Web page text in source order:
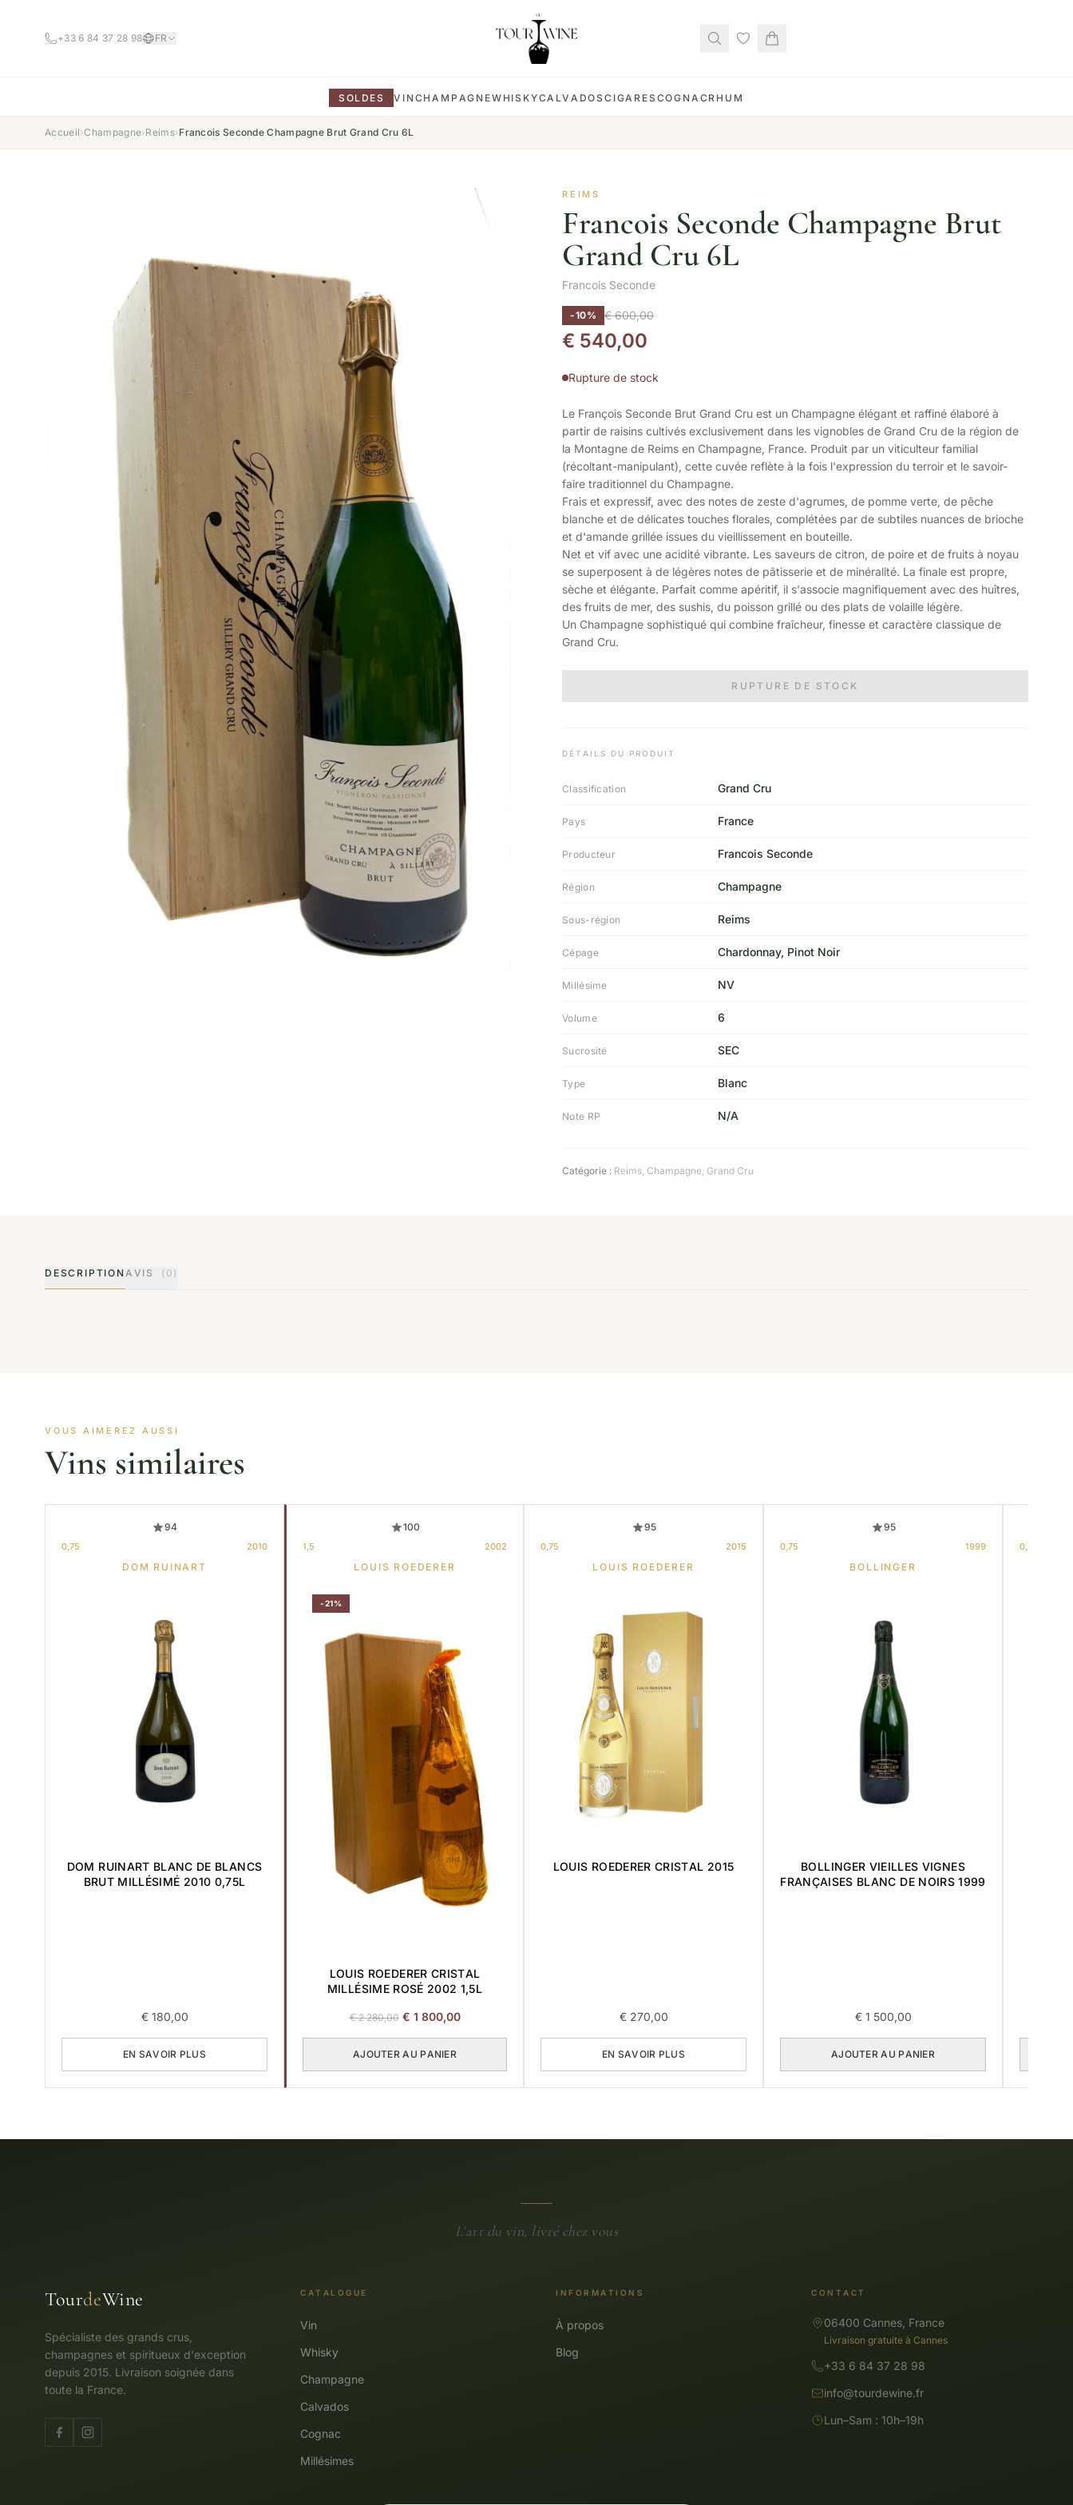
+33 6 84 37 28 98 FR
SOLDES VIN CHAMPAGNEWHISKYCALVADOS CIGARES COGNAC RHUM
Accueil›Champagne›Reims›Francois Seconde Champagne Brut Grand Cru 6L
REIMS
Francois Seconde Champagne Brut
Grand Cru 6L
Francois Seconde
-10% €600,00
€ 540,00
Rupture de stock
Le François Seconde Brut Grand Cru est un Champagne élégant et raffiné élaboré à
partir de raisins cultivés exclusivement dans les vignobles de Grand Cru de la région de
la Montagne de Reims en Champagne, France. Produit par un viticulteur familial
(récoltant-manipulant), cette cuvée reflète à la fois l'expression du terroir et le savoir-
faire traditionnel du Champagne.
Frais et expressif, avec des notes de zeste d'agrumes, de pomme verte, de pêche
blanche et de délicates touches florales, complétées par de subtiles nuances de brioche
et d'amande grillée issues du vieillissement en bouteille.
Net et vif avec une acidité vibrante. Les saveurs de citron, de poire et de fruits à noyau
se superposent à de légères notes de pâtisserie et de minéralité. La finale est propre,
sèche et élégante. Parfait comme apéritif, il s'associe magnifiquement avec des huîtres,
des fruits de mer, des sushis, du poisson grillé ou des plats de volaille légère.
Un Champagne sophistiqué qui combine fraîcheur, finesse et caractère classique de
Grand Cru.
RUPTURE DE STOCK
DÉTAILS DU PRODUIT
Classification Grand Cru
Pays France
Producteur Francois Seconde
Région Champagne
Sous-région Reims
Cépage Chardonnay, Pinot Noir
Millésime NV
Volume 6
Sucrosité SEC
Type Blanc
Note RP N/A
Catégorie : Reims, Champagne, Grand Cru
DESCRIPTION AVIS (0)
VOUS AIMEREZ AUSSI
Vins similaires
94
0,75 2010
DOM RUINART
DOM RUINART BLANC DE BLANCS
BRUT MILLÉSIMÉ 2010 0,75L
€180,00
EN SAVOIR PLUS
100
1,5 2002
LOUIS ROEDERER
-21%
LOUIS ROEDERER CRISTAL
MILLÉSIME ROSÉ 2002 1,5L
€2 280,00 Le
initial
€ 1 800,00Le
AJOUTER AU PANIER
95
0,75 2015
LOUIS ROEDERER
LOUIS ROEDERER CRISTAL 2015
€270,00
EN SAVOIR PLUS
95
0,75 1999
BOLLINGER
BOLLINGER VIEILLES VIGNES
FRANÇAISES BLANC DE NOIRS 1999
€1 500,00
AJOUTER AU PANIER
0,75
L'art du vin, livré chez vous
TourdeWine
Spécialiste des grands crus,
champagnes et spiritueux d'exception
depuis 2015. Livraison soignée dans
toute la France.
CATALOGUE
Vin
Whisky
Champagne
Calvados
Cognac
Millésimes
INFORMATIONS
À propos
Blog
CONTACT
06400 Cannes, France
Livraison gratuite à Cannes
+33 6 84 37 28 98
info@tourdewine.fr
Lun–Sam : 10h–19h